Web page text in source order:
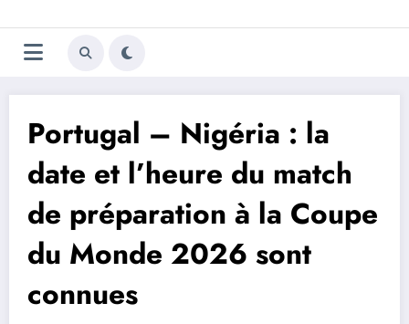
au
contenu
Trivela
L'actualité du football
Portugal – Nigéria : la
date et l’heure du match
de préparation à la Coupe
du Monde 2026 sont
connues